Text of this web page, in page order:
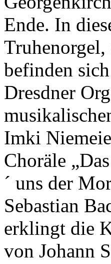
Ende. In
befinden
Dresdner
Imki
Choräle
´ uns der
Sebastian
erklingt die
von Johann